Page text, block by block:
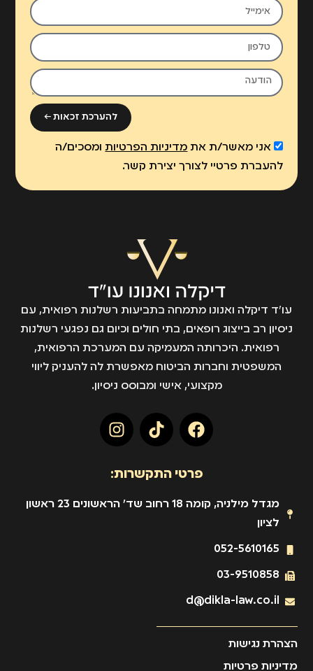
אני מאשר/ת את מדיניות הפרטיותומסכים/ה
להעברת פרטיי לצורך יצירת קשר.
להערכת זכאות ←
עו״ד דיקלה ואנונו מתמחה בתביעות רשלנות רפואית, עם
ניסיון רב בייצוג רופאים, בתי חולים וכיום גם נפגעי רשלנות
רפואית. היכרותה המעמיקה עם המערכת הרפואית,
המשפטית וחברות הביטוח מאפשרת לה להעניק ליווי
מקצועי, אישי ומבוסס ניסיון.
פרטי התקשרות:
מגדל מילניה, קומה 18 רחוב שד' הראשונים 23 ראשון
לציון
052-5610165
03-9510858
d@dikla-law.co.il
הצהרת נגישות
מדיניות פרטיות